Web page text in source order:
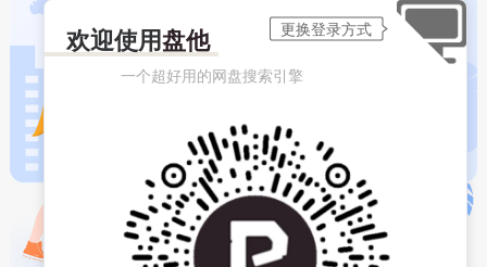
欢迎使用盘他
一个超好用的网盘搜索引擎